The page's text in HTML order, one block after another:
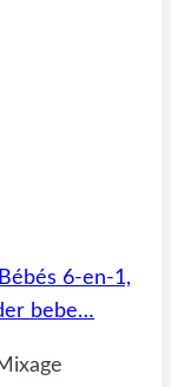
6-en-1,
bebe…